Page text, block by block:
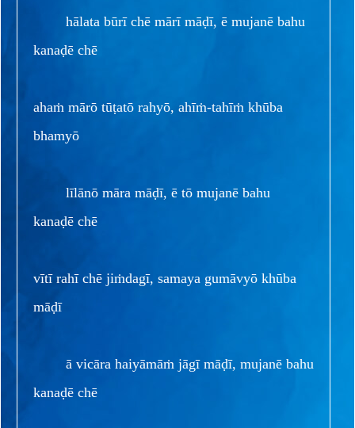
hālata būrī chē mārī māḍī, ē mujanē bahu
kanaḍē chē
ahaṁ mārō tūṭatō rahyō, ahīṁ-tahīṁ khūba
bhamyō
līlānō māra māḍī, ē tō mujanē bahu
kanaḍē chē
vītī rahī chē jiṁdagī, samaya gumāvyō khūba
māḍī
ā vicāra haiyāmāṁ jāgī māḍī, mujanē bahu
kanaḍē chē